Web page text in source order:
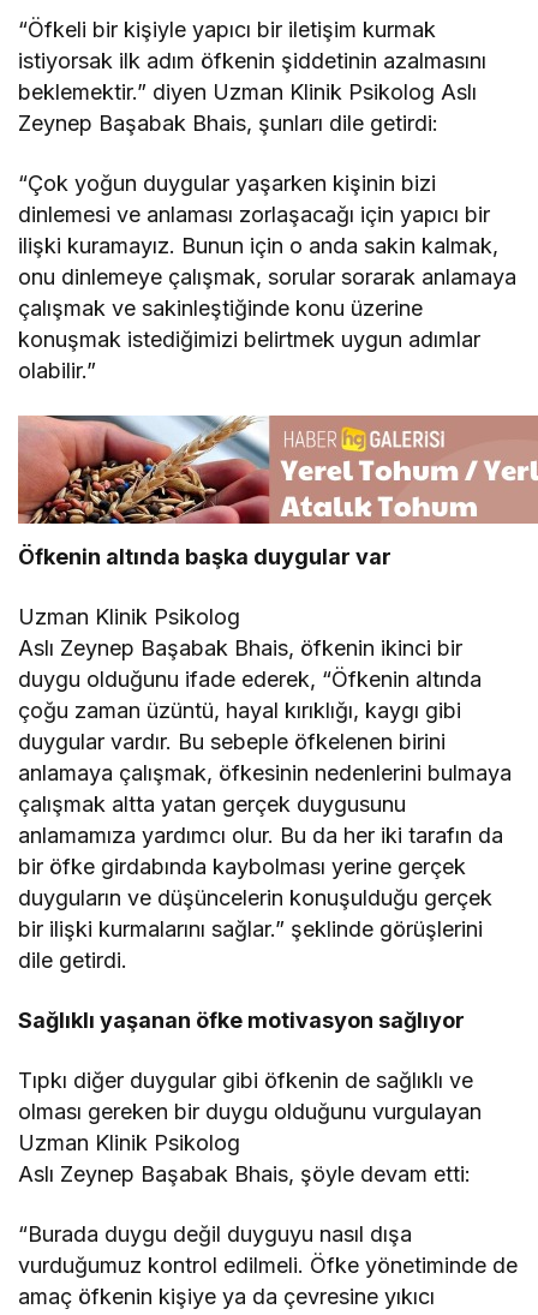
“Öfkeli bir kişiyle yapıcı bir iletişim kurmak
istiyorsak ilk adım öfkenin şiddetinin azalmasını
beklemektir.” diyen Uzman Klinik Psikolog Aslı
Zeynep Başabak Bhais, şunları dile getirdi:
“Çok yoğun duygular yaşarken kişinin bizi
dinlemesi ve anlaması zorlaşacağı için yapıcı bir
ilişki kuramayız. Bunun için o anda sakin kalmak,
onu dinlemeye çalışmak, sorular sorarak anlamaya
çalışmak ve sakinleştiğinde konu üzerine
konuşmak istediğimizi belirtmek uygun adımlar
olabilir.”
Öfkenin altında başka duygular var
Uzman Klinik Psikolog
Aslı Zeynep Başabak Bhais, öfkenin ikinci bir
duygu olduğunu ifade ederek, “Öfkenin altında
çoğu zaman üzüntü, hayal kırıklığı, kaygı gibi
duygular vardır. Bu sebeple öfkelenen birini
anlamaya çalışmak, öfkesinin nedenlerini bulmaya
çalışmak altta yatan gerçek duygusunu
anlamamıza yardımcı olur. Bu da her iki tarafın da
bir öfke girdabında kaybolması yerine gerçek
duyguların ve düşüncelerin konuşulduğu gerçek
bir ilişki kurmalarını sağlar.” şeklinde görüşlerini
dile getirdi.
Sağlıklı yaşanan öfke motivasyon sağlıyor
Tıpkı diğer duygular gibi öfkenin de sağlıklı ve
olması gereken bir duygu olduğunu vurgulayan
Uzman Klinik Psikolog
Aslı Zeynep Başabak Bhais, şöyle devam etti:
“Burada duygu değil duyguyu nasıl dışa
vurduğumuz kontrol edilmeli. Öfke yönetiminde de
amaç öfkenin kişiye ya da çevresine yıkıcı